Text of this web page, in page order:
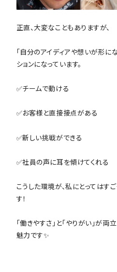
正直、大変なこともありますが、
「自分のアイディアや想いが形
ションになっています。
✅チームで動ける
✅お客様と直接接点がある
✅新しい挑戦ができる
✅社員の声に耳を傾けてくれる
こうした環境が、私にとってはす
す！
「働きやすさ」と「やりがい」が
魅力です✨